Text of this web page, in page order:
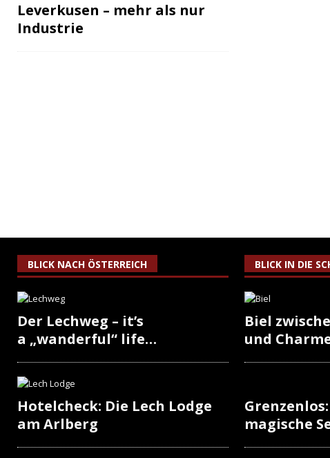
Leverkusen – mehr als nur
Industrie
BLICK NACH ÖSTERREICH
Der Lechweg – it’s
a „wanderful“ life…
Hotelcheck: Die Lech Lodge
am Arlberg
BLICK IN DIE
Biel
und
magische